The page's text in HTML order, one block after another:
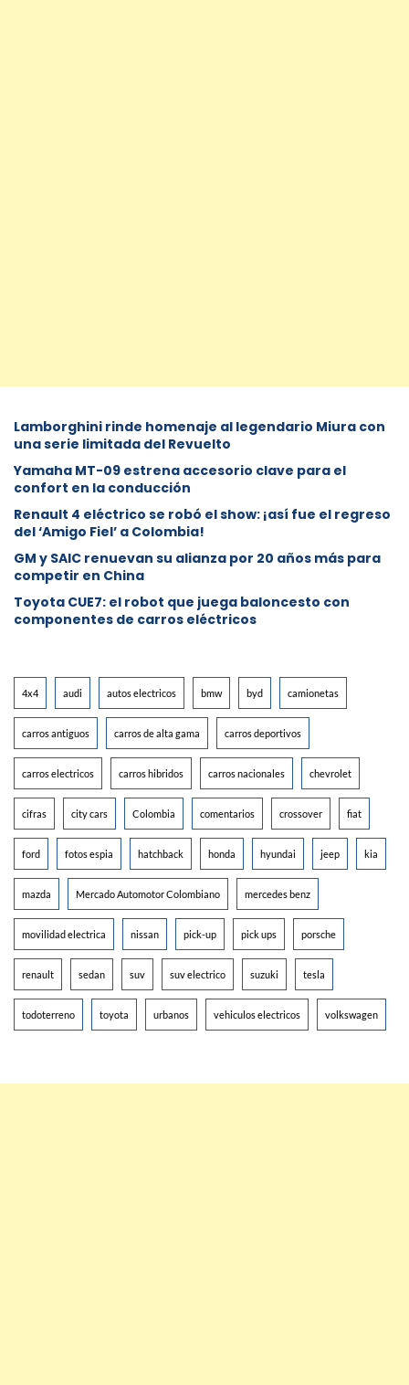
Lamborghini rinde homenaje al legendario Miura con
una serie limitada del Revuelto
Yamaha MT-09 estrena accesorio clave para el
confort en la conducción
Renault 4 eléctrico se robó el show: ¡así fue el regreso
del ‘Amigo Fiel’ a Colombia!
GM y SAIC renuevan su alianza por 20 años más para
competir en China
Toyota CUE7: el robot que juega baloncesto con
componentes de carros eléctricos
4x4 audi autos electricos bmw byd camionetas
carros antiguos carros de alta gama carros deportivos
carros electricos carros hibridos carros nacionales chevrolet
cifras city cars Colombia comentarios crossover fiat
ford fotos espia hatchback honda hyundai jeep kia
mazda Mercado Automotor Colombiano mercedes benz
movilidad electrica nissan pick-up pick ups porsche
renault sedan suv suv electrico suzuki tesla
todoterreno toyota urbanos vehiculos electricos volkswagen